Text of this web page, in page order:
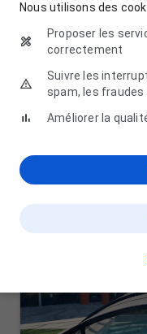
entretien 49
Loire
10 Rue des Brosses
07 84 94 48 05
Nous utilisons des
Proposer les
correctement
Suivre les
spam, les fraudes
Améliorer la